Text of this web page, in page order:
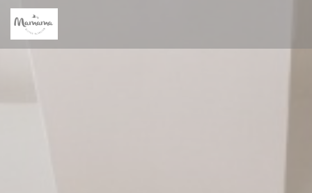
Панель управления cookies